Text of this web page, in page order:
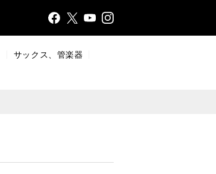
FaceX
YouTInsta
サックス、管楽器